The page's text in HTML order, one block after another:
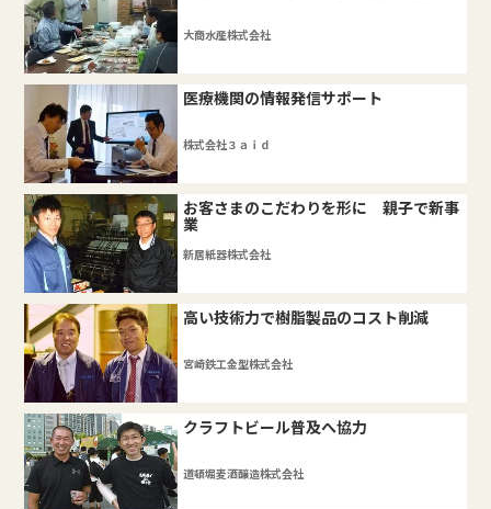
大商水産株式会社
医療機関の情報発信サポート
株式会社３ａｉｄ
お客さまのこだわりを形に 親子で新事
業
新居紙器株式会社
高い技術力で樹脂製品のコスト削減
宮崎鉄工金型株式会社
クラフトビール普及へ協力
道頓堀麦酒醸造株式会社